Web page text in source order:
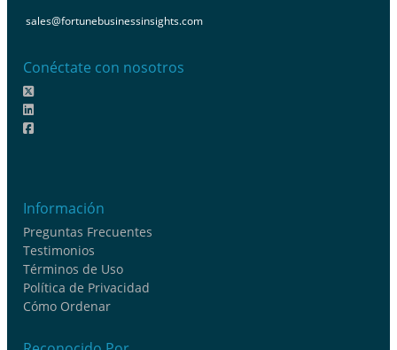
sales@fortunebusinessinsights.com
Conéctate con nosotros
Información
Preguntas Frecuentes
Testimonios
Términos de Uso
Política de Privacidad
Cómo Ordenar